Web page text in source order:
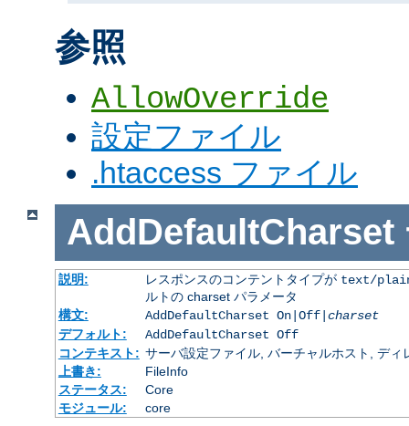
参照
AllowOverride
設定ファイル
.htaccess ファイル
AddDefaultCharset
説明: レスポンスのコンテントタイプが text/
ルトの charset パラメータ
構文:
AddDefaultCharset On|Off| charset
デフォルト:
AddDefaultCharset Off
コンテキスト: サーバ設定ファイル, バーチャルホスト, ディ
上書き:
FileInfo
ステータス:
Core
モジュール:
core